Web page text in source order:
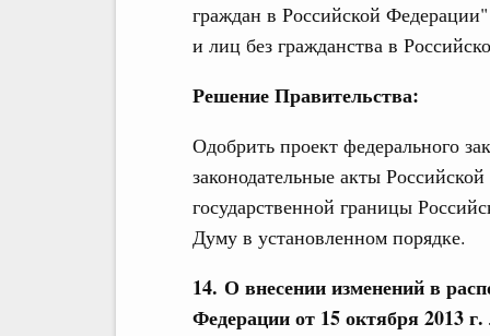
граждан в Российской
и лиц без гражданства в
Решение Правительства:
Одобрить проект федерального
законодательные акты
государственной границы
Думу в установленном порядке.
14. О внесении изменений в
Федерации от 15 октября 2013